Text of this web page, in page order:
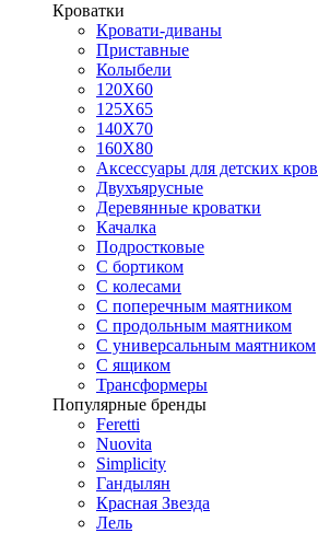
Кроватки
Кровати-диваны
Приставные
Колыбели
120Х60
125X65
140Х70
160Х80
Аксессуары для детских
Двухъярусные
Деревянные кроватки
Качалка
Подростковые
С бортиком
С колесами
С поперечным маятником
С продольным маятником
С универсальным маятником
С ящиком
Трансформеры
Популярные бренды
Feretti
Nuovita
Simplicity
Гандылян
Красная Звезда
Лель